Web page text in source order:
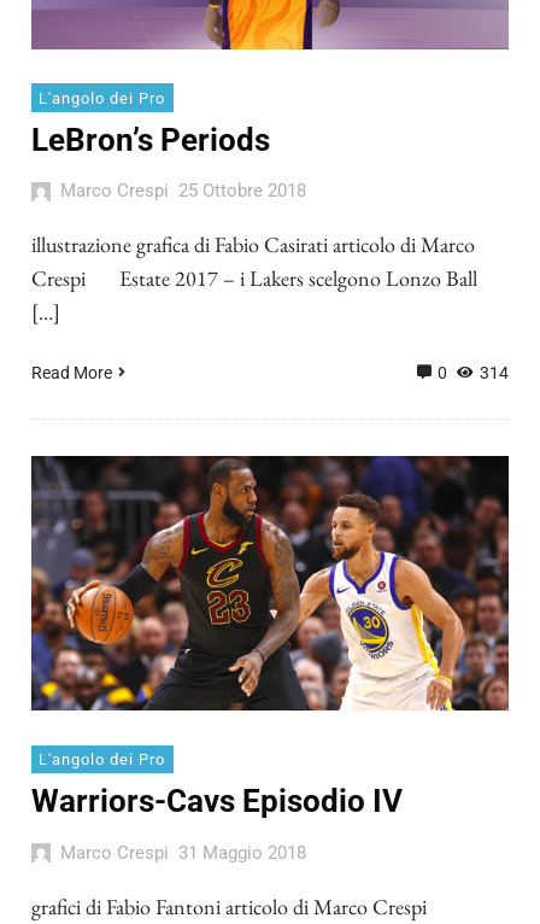
L'angolo dei Pro
LeBron’s Periods
Marco Crespi 25 Ottobre 2018
illustrazione grafica di Fabio Casirati articolo di Marco
Crespi Estate 2017 – i Lakers scelgono Lonzo Ball
[…]
Read More 0 314
L'angolo dei Pro
Warriors-Cavs Episodio IV
Marco Crespi 31 Maggio 2018
grafici di Fabio Fantoni articolo di Marco Crespi